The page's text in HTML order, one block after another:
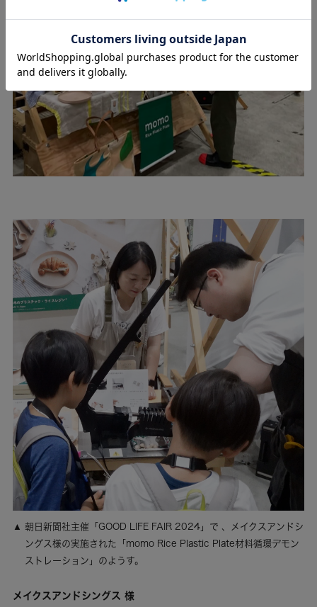
朝日新聞社主催「GOOD LIFE FAIR 2024」で 、メイクスアンドシ
ングス様の実施された「momo Rice Plastic Plate材料循環デモン
ストレーション」のようす。
メイクスアンドシングス 様